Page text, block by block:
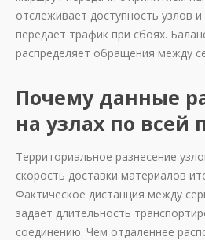
отслеживает доступность узлов
передает трафик при сбоях.
распределяет обращения между
Почему данные
на узлах по всей
Территориальное разнесение
скорость доставки материалов
Фактическое дистанция между
задает длительность
соединению. Чем отдаленнее